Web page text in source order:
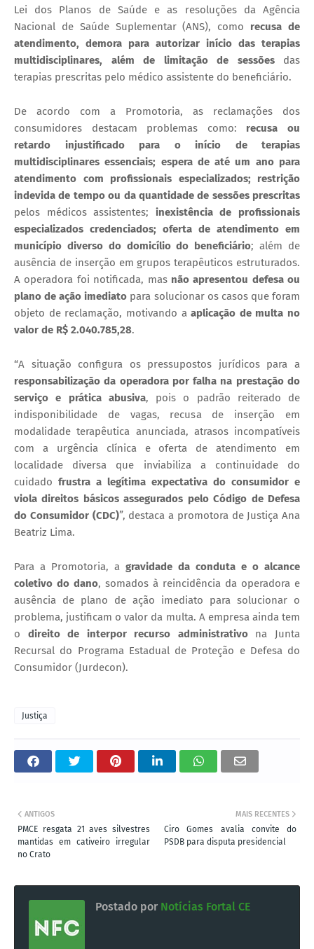
Lei dos Planos de Saúde e as resoluções da Agência
Nacional de Saúde Suplementar (ANS), como recusa de
atendimento, demora para autorizar início das terapias
multidisciplinares, além de limitação de sessõesdas
terapias prescritas pelo médico assistente do beneficiário.
​De acordo com a Promotoria, as reclamações dos
consumidores destacam problemas como: recusa ou
retardo injustificado para o início de terapias
multidisciplinares essenciais; espera de até um ano para
atendimento com profissionais especializados; restrição
indevida de tempo ou da quantidade de sessões prescritas
pelos médicos assistentes; inexistência de profissionais
especializados credenciados; oferta de atendimento em
município diverso do domicílio do beneficiário; além de
ausência de inserção em grupos terapêuticos estruturados.
A operadora foi notificada, mas não apresentou defesa ou
plano de ação imediato para solucionar os casos que foram
objeto de reclamação, motivando aaplicação de multa no
valor de R$ 2.040.785,28.
​“A situação configura os pressupostos jurídicos para a
responsabilização da operadora por falha na prestação do
serviço e prática abusiva, pois o padrão reiterado de
indisponibilidade de vagas, recusa de inserção em
modalidade terapêutica anunciada, atrasos incompatíveis
com a urgência clínica e oferta de atendimento em
localidade diversa que inviabiliza a continuidade do
cuidado frustra a legítima expectativa do consumidor e
viola direitos básicos assegurados pelo Código de Defesa
do Consumidor (CDC)”, destaca a promotora de Justiça Ana
Beatriz Lima.
​Para a Promotoria, a gravidade da conduta e o alcance
coletivo do dano, somados à reincidência da operadora e
ausência de plano de ação imediato para solucionar o
problema, justificam o valor da multa. A empresa ainda tem
o direito de interpor recurso administrativona Junta
Recursal do Programa Estadual de Proteção e Defesa do
Consumidor (Jurdecon).
Justiça
MAIS RECENTES
Ciro Gomes avalia convite do
PSDB para disputa presidencial
ANTIGOS
PMCE resgata 21 aves silvestres
mantidas em cativeiro irregular
no Crato
Postado por Notícias Fortal CE